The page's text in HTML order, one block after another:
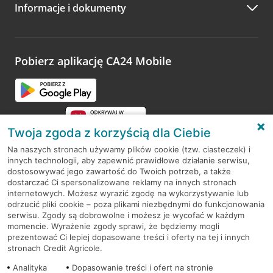
Zachęcamy do podzielenia się z nami opinią o wizycie.
opinie.
Informacje i dokumenty
Pobierz aplikację CA24 Mobile
RODO
Regulamin serwisu
Mapa serwisu
PolitykaCookies
Twoja zgoda z korzyścią dla Ciebie
Na naszych stronach używamy plików cookie (tzw. ciasteczek) i
innych technologii, aby zapewnić prawidłowe działanie serwisu,
dostosowywać jego zawartość do Twoich potrzeb, a także
dostarczać Ci spersonalizowane reklamy na innych stronach
internetowych. Możesz wyrazić zgodę na wykorzystywanie lub
odrzucić pliki cookie – poza plikami niezbędnymi do funkcjonowania
serwisu. Zgody są dobrowolne i możesz je wycofać w każdym
momencie. Wyrażenie zgody sprawi, że będziemy mogli
prezentować Ci lepiej dopasowane treści i oferty na tej i innych
stronach Credit Agricole.
Analityka
Dopasowanie treści i ofert na stronie